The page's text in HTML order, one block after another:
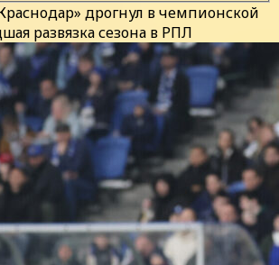
дрогнул в чемпионской
развязка сезона в РПЛ